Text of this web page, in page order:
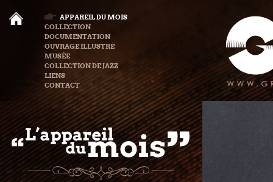
APPAREIL DU MOIS
COLLECTION
DOCUMENTATION
OUVRAGE ILLUSTRÉ
MUSÉE
COLLECTION DE JAZZ
LIENS
CONTACT